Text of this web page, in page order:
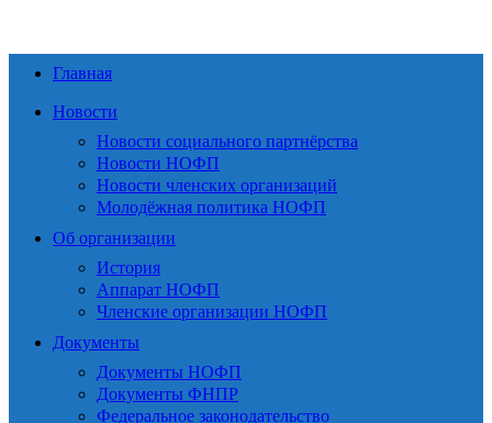
Главная
Новости
Новости социального партнёрства
Новости НОФП
Новости членских организаций
Молодёжная политика НОФП
Об организации
История
Аппарат НОФП
Членские организации НОФП
Документы
Документы НОФП
Документы ФНПР
Федеральное законодательство